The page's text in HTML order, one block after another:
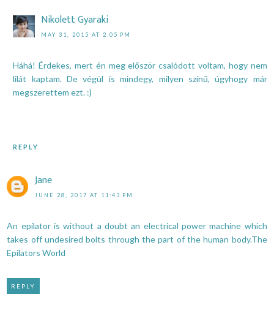
Nikolett Gyaraki
MAY 31, 2015 AT 2:05 PM
Háhá! Érdekes, mert én meg először csalódott voltam, hogy nem
lilát kaptam. De végül is mindegy, milyen színű, úgyhogy már
megszerettem ezt. :)
REPLY
Jane
JUNE 28, 2017 AT 11:43 PM
An epilator is without a doubt an electrical power machine which
takes off undesired bolts through the part of the human body.The
Epilators World
REPLY